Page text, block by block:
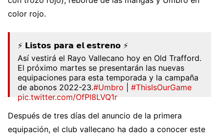
color rojo.
⚡ 𝗟𝗶𝘀𝘁𝗼𝘀 𝗽𝗮𝗿𝗮 𝗲𝗹 𝗲𝘀𝘁𝗿𝗲𝗻𝗼 ⚡
Así vestirá el Rayo Vallecano hoy en Old Trafford.
El próximo martes se presentarán las nuevas
equipaciones para esta temporada y la campaña
de abonos 2022-23.#Umbro
#ThisIsOurGame
pic.twitter.com/OfPl8LVQ1r
— Rayo Vallecano (@RayoVallecano)July 31,
2022
Después de tres días del anuncio de la primera
equipación, el club vallecano ha dado a conocer este